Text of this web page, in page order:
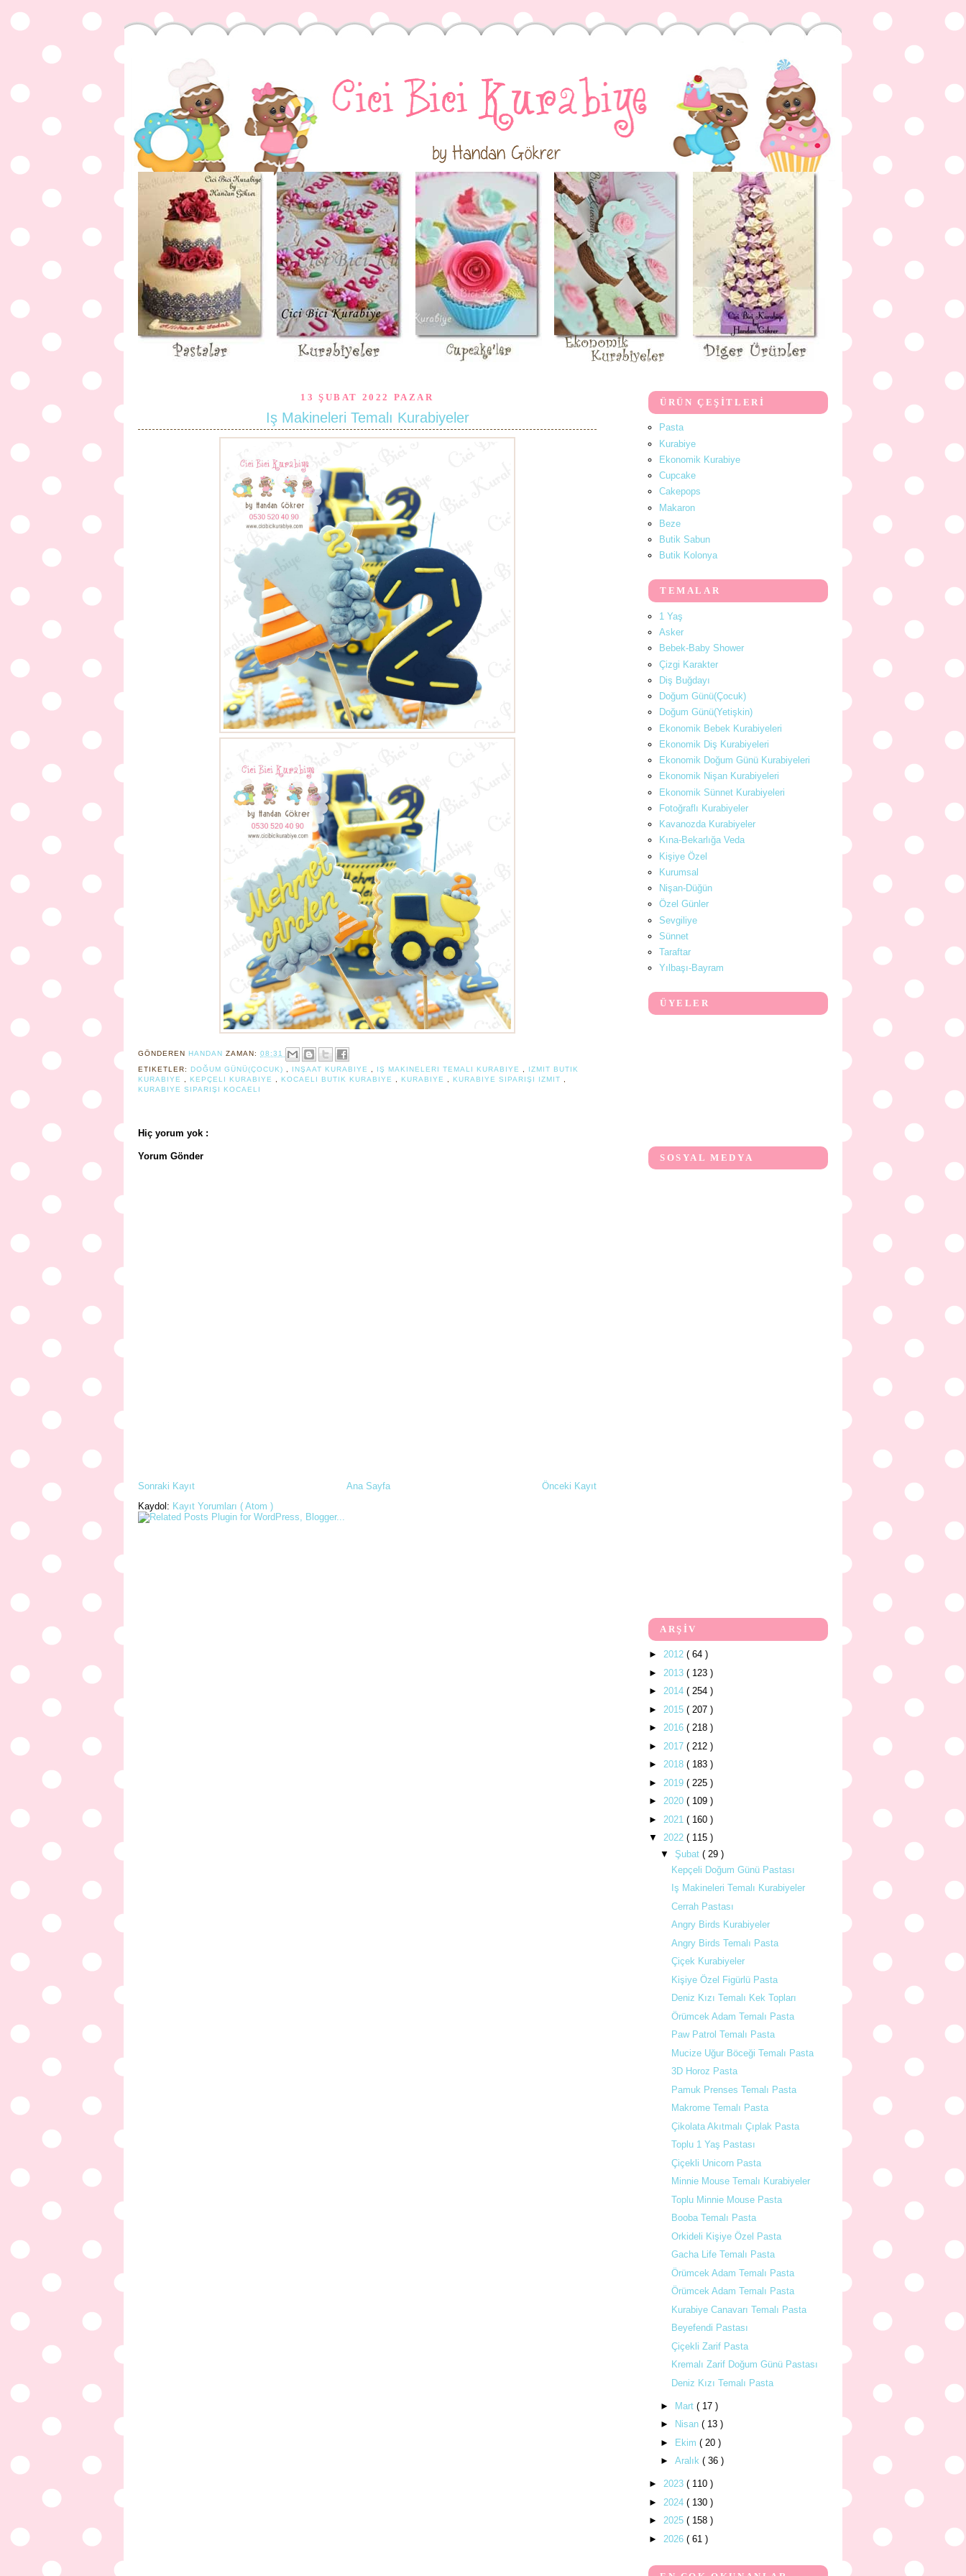
13 ŞUBAT 2022 PAZAR
Iş Makineleri Temalı Kurabiyeler
GÖNDEREN HANDAN ZAMAN: 08:31
ETIKETLER: DOĞUM GÜNÜ(ÇOCUK) INŞAAT KURABIYE IŞ MAKINELERI TEMALI KURABIYE
IZMIT BUTIK
KURABIYE
KEPÇELI KURABIYE KOCAELI BUTIK KURABIYE KURABIYE KURABIYE SIPARIŞI IZMIT
KURABIYE SIPARIŞI KOCAELI
Hiç yorum yok :
Yorum Gönder
Sonraki Kayıt Önceki Kayıt
Ana Sayfa
Kaydol: Kayıt Yorumları ( Atom )
ÜRÜN ÇEŞİTLERİ
Pasta
Kurabiye
Ekonomik Kurabiye
Cupcake
Cakepops
Makaron
Beze
Butik Sabun
Butik Kolonya
TEMALAR
1 Yaş
Asker
Bebek-Baby Shower
Çizgi Karakter
Diş Buğdayı
Doğum Günü(Çocuk)
Doğum Günü(Yetişkin)
Ekonomik Bebek Kurabiyeleri
Ekonomik Diş Kurabiyeleri
Ekonomik Doğum Günü Kurabiyeleri
Ekonomik Nişan Kurabiyeleri
Ekonomik Sünnet Kurabiyeleri
Fotoğraflı Kurabiyeler
Kavanozda Kurabiyeler
Kına-Bekarlığa Veda
Kişiye Özel
Kurumsal
Nişan-Düğün
Özel Günler
Sevgiliye
Sünnet
Taraftar
Yılbaşı-Bayram
ÜYELER
SOSYAL MEDYA
ARŞİV
► 2012 ( 64 )
► 2013 ( 123 )
► 2014 ( 254 )
► 2015 ( 207 )
► 2016 ( 218 )
► 2017 ( 212 )
► 2018 ( 183 )
► 2019 ( 225 )
► 2020 ( 109 )
► 2021 ( 160 )
▼ 2022 ( 115 )
▼ Şubat ( 29 )
Kepçeli Doğum Günü Pastası
Iş Makineleri Temalı Kurabiyeler
Cerrah Pastası
Angry Birds Kurabiyeler
Angry Birds Temalı Pasta
Çiçek Kurabiyeler
Kişiye Özel Figürlü Pasta
Deniz Kızı Temalı Kek Topları
Örümcek Adam Temalı Pasta
Paw Patrol Temalı Pasta
Mucize Uğur Böceği Temalı Pasta
3D Horoz Pasta
Pamuk Prenses Temalı Pasta
Makrome Temalı Pasta
Çikolata Akıtmalı Çıplak Pasta
Toplu 1 Yaş Pastası
Çiçekli Unicorn Pasta
Minnie Mouse Temalı Kurabiyeler
Toplu Minnie Mouse Pasta
Booba Temalı Pasta
Orkideli Kişiye Özel Pasta
Gacha Life Temalı Pasta
Örümcek Adam Temalı Pasta
Örümcek Adam Temalı Pasta
Kurabiye Canavarı Temalı Pasta
Beyefendi Pastası
Çiçekli Zarif Pasta
Kremalı Zarif Doğum Günü Pastası
Deniz Kızı Temalı Pasta
► Mart ( 17 )
►
Nisan ( 13 )
►
Ekim ( 20 )
► Aralık ( 36 )
► 2023 ( 110 )
► 2024 ( 130 )
► 2025 ( 158 )
► 2026 ( 61 )